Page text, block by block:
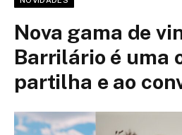
Nova gama de
Barrilário é uma
partilha e ao